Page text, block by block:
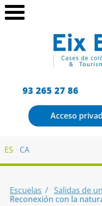
93 265 27 86
Acceso
ES CA
Escuelas
Salidas de
Reconexión con la